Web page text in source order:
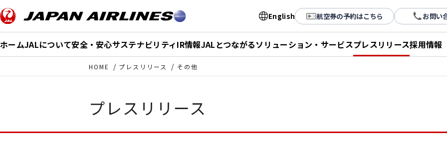
English 航空券の予約はこちら お問い
ホームJALについて安全・安心サステナビリティIR情報JALとつながるソリューション・サービスプレスリリース採用情報
HOME プレスリリース その他
プレスリリース